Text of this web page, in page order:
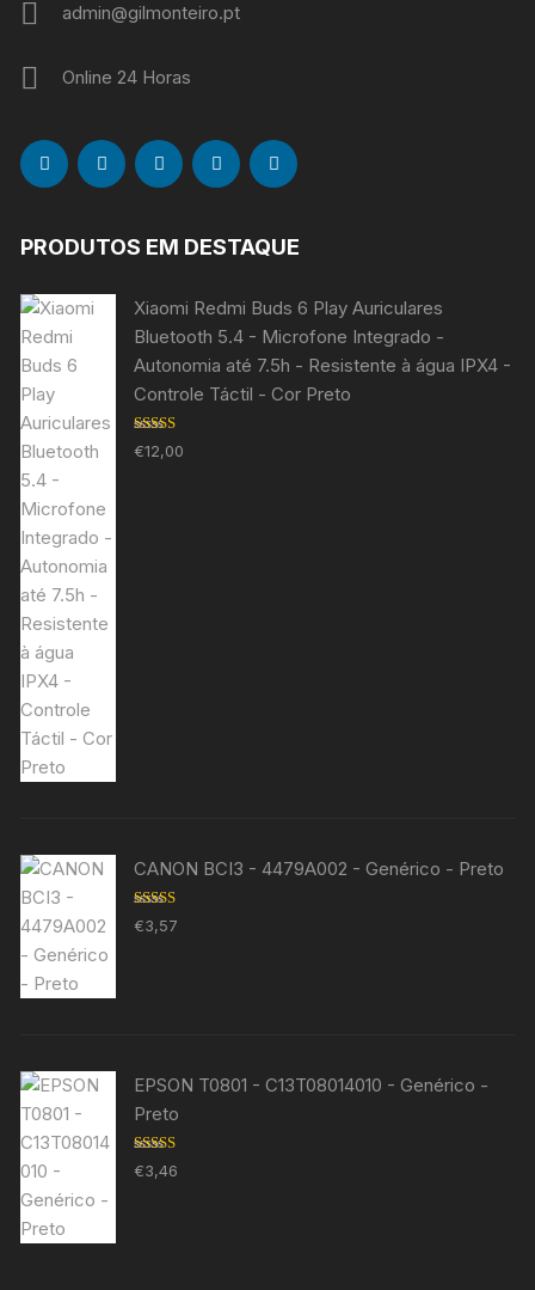
admin@gilmonteiro.pt
Online 24 Horas
PRODUTOS EM DESTAQUE
Xiaomi Redmi Buds 6 Play Auriculares
Bluetooth 5.4 - Microfone Integrado -
Autonomia até 7.5h - Resistente à água IPX4 -
Controle Táctil - Cor Preto
Avaliação
5.00de 5
€12,00
CANON BCI3 - 4479A002 - Genérico - Preto
Avaliação
5.00de 5
€3,57
EPSON T0801 - C13T08014010 - Genérico -
Preto
Avaliação
5.00 de 5
€3,46